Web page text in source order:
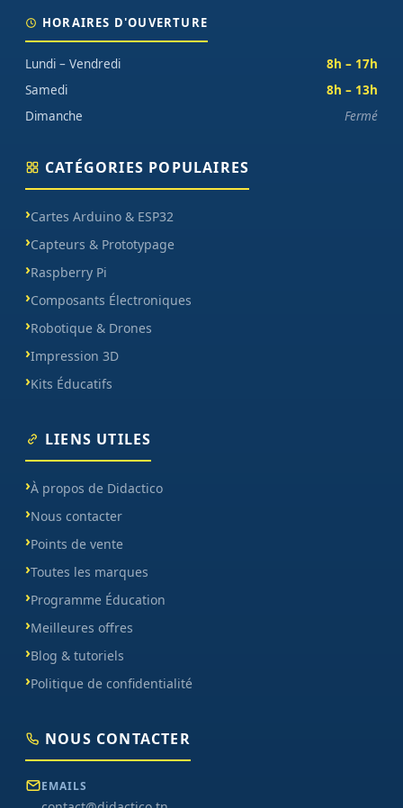
content without design? No typography, no colors, no layout, no
styles, all those things that convey the important signals that go
beyond the mere textual, hierarchies of information, weight,
have visual and emotional appeal to the reader.
HORAIRES D'OUVERTURE
Lundi – Vendredi
8h – 17h
Samedi
8h – 13h
Dimanche
Fermé
CATÉGORIES POPULAIRES
Cartes Arduino & ESP32
Capteurs & Prototypage
Raspberry Pi
Composants Électroniques
Robotique & Drones
Impression 3D
Kits Éducatifs
LIENS UTILES
À propos de Didactico
Nous contacter
Points de vente
Toutes les marques
Programme Éducation
Meilleures offres
Blog & tutoriels
Politique de confidentialité
NOUS CONTACTER
EMAILS